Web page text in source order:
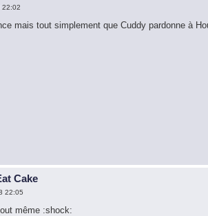
22:02
mais tout simplement que Cuddy pardonne à
Cake
22:05
même :shock: